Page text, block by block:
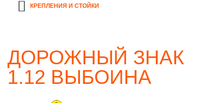
КРЕПЛЕНИЯ И СТОЙКИ
ДОРОЖНЫЙ ЗНАК
1.12 ВЫБОИНА